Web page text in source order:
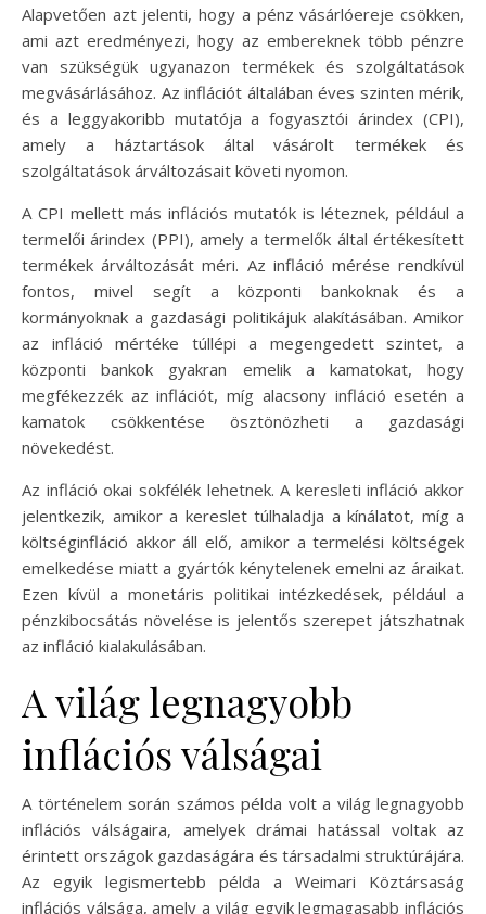
Alapvetően azt jelenti, hogy a pénz vásárlóereje csökken,
ami azt eredményezi, hogy az embereknek több pénzre
van szükségük ugyanazon termékek és szolgáltatások
megvásárlásához. Az inflációt általában éves szinten mérik,
és a leggyakoribb mutatója a fogyasztói árindex (CPI),
amely a háztartások által vásárolt termékek és
szolgáltatások árváltozásait követi nyomon.
A CPI mellett más inflációs mutatók is léteznek, például a
termelői árindex (PPI), amely a termelők által értékesített
termékek árváltozását méri. Az infláció mérése rendkívül
fontos, mivel segít a központi bankoknak és a
kormányoknak a gazdasági politikájuk alakításában. Amikor
az infláció mértéke túllépi a megengedett szintet, a
központi bankok gyakran emelik a kamatokat, hogy
megfékezzék az inflációt, míg alacsony infláció esetén a
kamatok csökkentése ösztönözheti a gazdasági
növekedést.
Az infláció okai sokfélék lehetnek. A keresleti infláció akkor
jelentkezik, amikor a kereslet túlhaladja a kínálatot, míg a
költséginfláció akkor áll elő, amikor a termelési költségek
emelkedése miatt a gyártók kénytelenek emelni az áraikat.
Ezen kívül a monetáris politikai intézkedések, például a
pénzkibocsátás növelése is jelentős szerepet játszhatnak
az infláció kialakulásában.
A világ legnagyobb
inflációs válságai
A történelem során számos példa volt a világ legnagyobb
inflációs válságaira, amelyek drámai hatással voltak az
érintett országok gazdaságára és társadalmi struktúrájára.
Az egyik legismertebb példa a Weimari Köztársaság
inflációs válsága, amely a világ egyik legmagasabb inflációs